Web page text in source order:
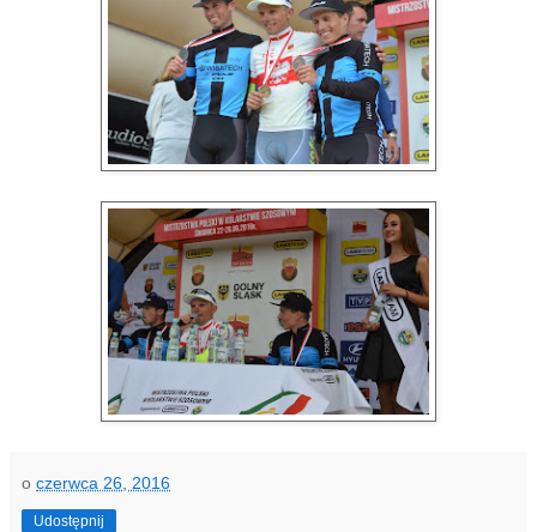
o czerwca 26, 2016
Udostępnij